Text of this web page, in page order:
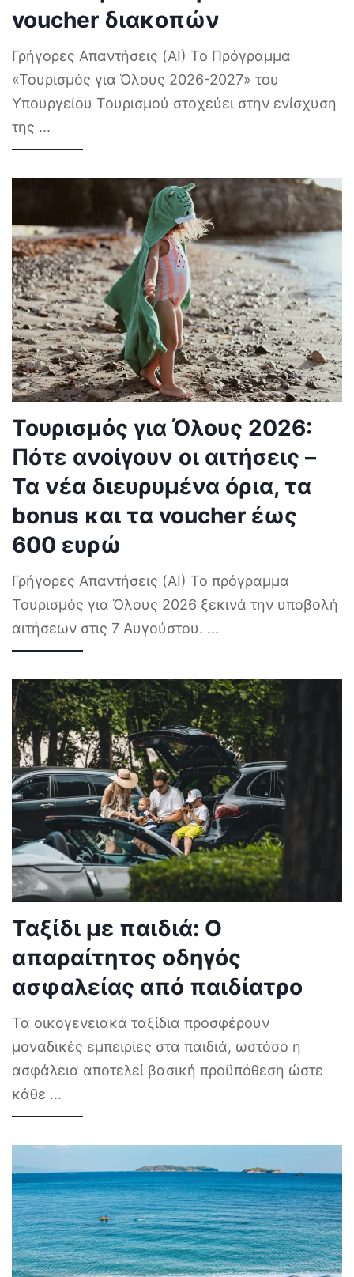
voucher διακοπών
Γρήγορες Απαντήσεις (AI) Το Πρόγραμμα
«Τουρισμός για Όλους 2026-2027» του
Υπουργείου Τουρισμού στοχεύει στην ενίσχυση
της ...
Τουρισμός για Όλους 2026:
Πότε ανοίγουν οι αιτήσεις –
Τα νέα διευρυμένα όρια, τα
bonus και τα voucher έως
600 ευρώ
Γρήγορες Απαντήσεις (AI) Το πρόγραμμα
Τουρισμός για Όλους 2026 ξεκινά την υποβολή
αιτήσεων στις 7 Αυγούστου. ...
Ταξίδι με παιδιά: Ο
απαραίτητος οδηγός
ασφαλείας από παιδίατρο
Τα οικογενειακά ταξίδια προσφέρουν
μοναδικές εμπειρίες στα παιδιά, ωστόσο η
ασφάλεια αποτελεί βασική προϋπόθεση ώστε
κάθε ...